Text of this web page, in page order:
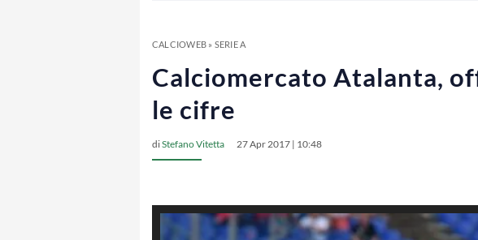
CALCIOWEB» SERIE A
Calciomercato Atalanta,
le cifre
diStefano Vitetta 27 Apr 2017 | 10:48